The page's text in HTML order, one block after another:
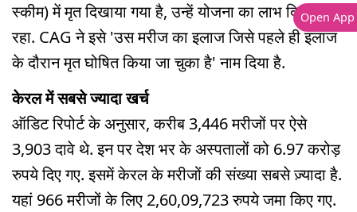
स्कीम) में मृत दिखाया गया है, उन्हें योजना का लाभ दिया जाता
रहा. CAG ने इसे 'उस मरीज का इलाज जिसे पहले ही इलाज
के दौरान मृत घोषित किया जा चुका है' नाम दिया है.
केरल में सबसे ज्यादा खर्च
ऑडिट रिपोर्ट के अनुसार, करीब 3,446 मरीजों पर ऐसे
3,903 दावे थे. इन पर देश भर के अस्पतालों को 6.97 करोड़
रुपये दिए गए. इसमें केरल के मरीजों की संख्या सबसे ज़्यादा है.
यहां 966 मरीजों के लिए 2,60,09,723 रुपये जमा किए गए.
Open App